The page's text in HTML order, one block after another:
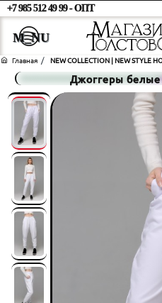
+7 985 512 49 99 - ОПТ
homeNEW COLLECTION | NEW STYLE
Джоггеры белые